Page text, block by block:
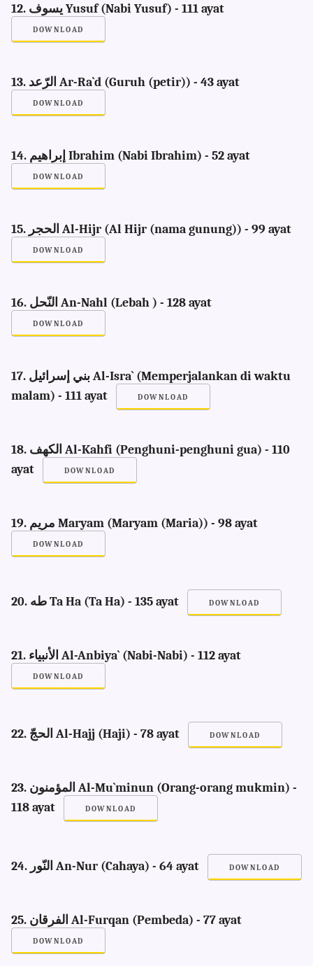
12. يسوف Yusuf (Nabi Yusuf) - 111 ayat
DOWNLOAD
13. الرّعد Ar-Ra`d (Guruh (petir)) - 43 ayat
DOWNLOAD
14. إبراهيم Ibrahim (Nabi Ibrahim) - 52 ayat
DOWNLOAD
15. الحجر Al-Hijr (Al Hijr (nama gunung)) - 99 ayat
DOWNLOAD
16. النّحل An-Nahl (Lebah ) - 128 ayat
DOWNLOAD
17. بني إسرائيل Al-Isra` (Memperjalankan di waktu
malam) - 111 ayat
DOWNLOAD
18. الكهف Al-Kahfi (Penghuni-penghuni gua) - 110
ayat
DOWNLOAD
19. مريم Maryam (Maryam (Maria)) - 98 ayat
DOWNLOAD
20. طه Ta Ha (Ta Ha) - 135 ayat DOWNLOAD
21. الأنبياء Al-Anbiya` (Nabi-Nabi) - 112 ayat
DOWNLOAD
22. الحجّ Al-Hajj (Haji) - 78 ayat DOWNLOAD
23. المؤمنون Al-Mu`minun (Orang-orang mukmin) -
118 ayat
DOWNLOAD
24. النّور An-Nur (Cahaya) - 64 ayat DOWNLOAD
25. الفرقان Al-Furqan (Pembeda) - 77 ayat
DOWNLOAD